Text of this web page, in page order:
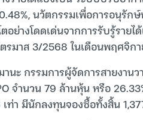
นวัตกรรมเพื่อการอนุรัก
อย่างโดดเด่นจากการรับรู้ราย
ตรมาส 3/2568 ในเดือนพฤศจิก
านะ กรรมการผู้จัดการสายงา
จำนวน 79 ล้านหุ้น หรือ
ท่า มีนักลงทุนจองซื้อทั้งสิ้น